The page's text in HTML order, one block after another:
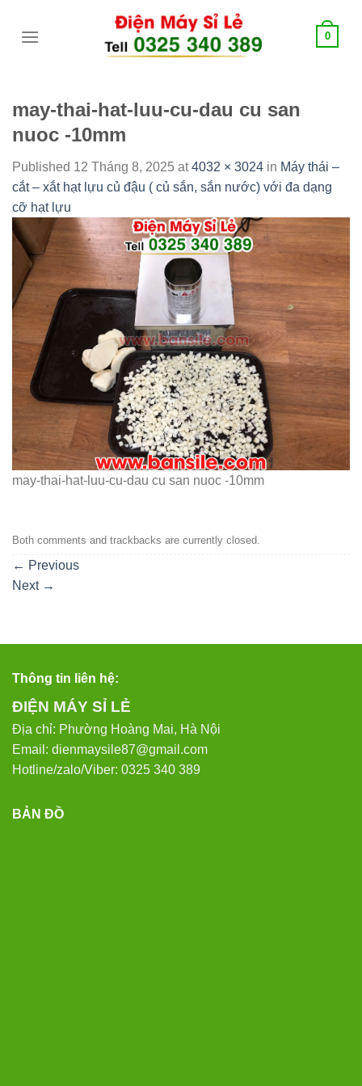
0
may-thai-hat-luu-cu-dau cu san
nuoc -10mm
Published 12 Tháng 8, 2025 at4032 × 3024 in Máy thái –
cắt – xắt hạt lựu củ đậu ( củ sắn, sắn nước) với đa dạng
cỡ hạt lựu
may-thai-hat-luu-cu-dau cu san nuoc -10mm
Both comments and trackbacks are currently closed.
← Previous
Next →
Thông tin liên hệ:
ĐIỆN MÁY SỈ LẺ
Địa chỉ: Phường Hoàng Mai, Hà Nội
Email: dienmaysile87@gmail.com
Hotline/zalo/Viber: 0325 340 389
BẢN ĐỒ